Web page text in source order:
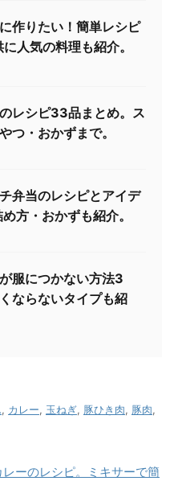
作りたい！簡単レシピ
人気の料理も紹介。
レシピ33品まとめ。ス
つ・おかずまで。
弁当のレシピとアイデ
方・おかずも紹介。
服につかない方法3
ならないタイプも紹
, カレー, 玉ねぎ, 豚ひき肉, 豚肉,
ーのレシピ。ミキサーで簡